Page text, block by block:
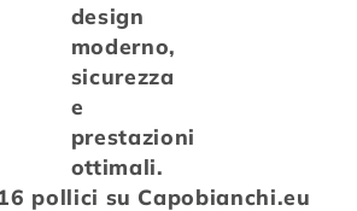
design
moderno,
sicurezza
e
prestazioni
ottimali.
pollici su Capobianchi.eu